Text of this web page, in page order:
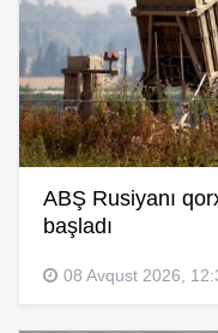
ABŞ Rusiyanı
başladı
08 Avqust 2026,